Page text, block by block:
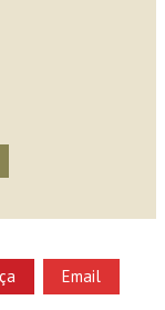
Email